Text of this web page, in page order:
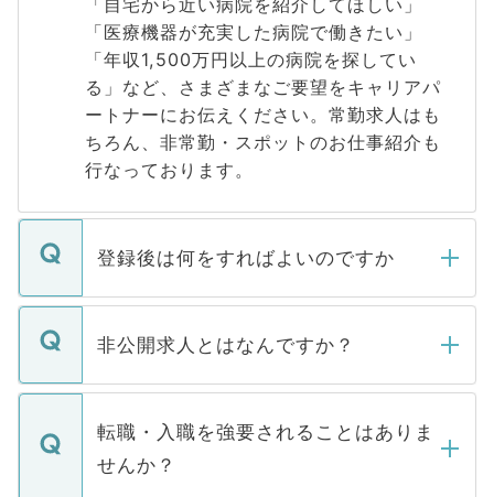
「自宅から近い病院を紹介してほしい」
「医療機器が充実した病院で働きたい」
「年収1,500万円以上の病院を探してい
る」など、さまざまなご要望をキャリアパ
ートナーにお伝えください。常勤求人はも
ちろん、非常勤・スポットのお仕事紹介も
行なっております。
登録後は何をすればよいのですか
ご登録いただきましたら、弊社担当者がご
登録内容を確認し、その後メールもしくは
ます。通常、5営業日以内にはご連絡をせて
いただきますので、しばらくお待ちくださ
非公開求人とはなんですか？
マイナビDOCTORで取り扱っている求人の
うち約3割は、Webサイトからご覧いただ
けない「非公開求人」です。非公開求人は
下記の理由によって、一般には公開してい
転職・入職を強要されることはありま
せんか？